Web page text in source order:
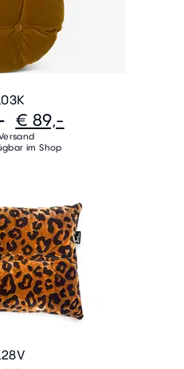
€ 89,-
im Shop